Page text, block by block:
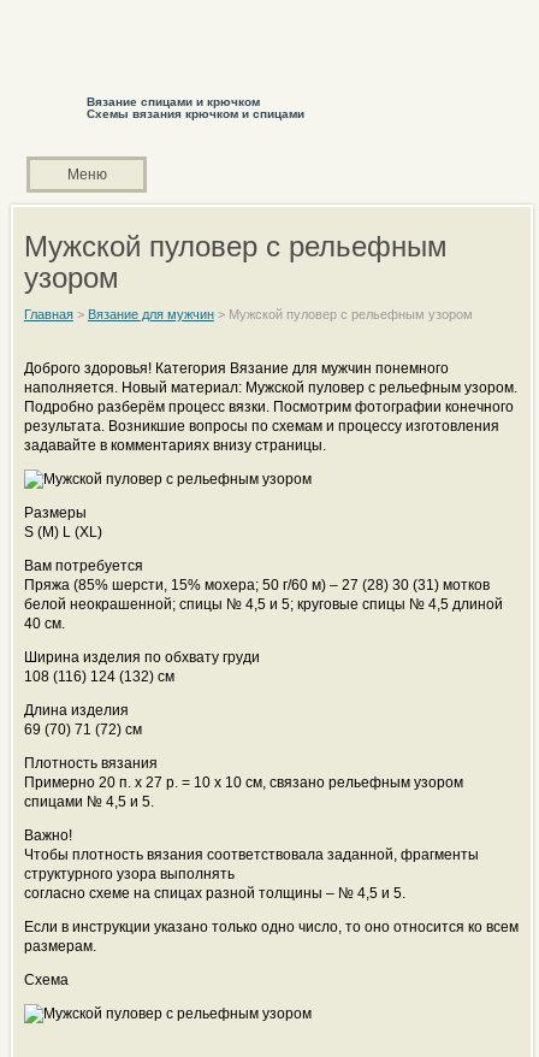
Вязание спицами и крючком
Схемы вязания крючком и спицами
Меню
Мужской пуловер с рельефным
узором
Главная> Вязание для мужчин> Мужской пуловер с рельефным узором
Доброго здоровья! Категория Вязание для мужчин понемного
наполняется. Новый материал: Мужской пуловер с рельефным узором.
Подробно разберём процесс вязки. Посмотрим фотографии конечного
результата. Возникшие вопросы по схемам и процессу изготовления
задавайте в комментариях внизу страницы.
Размеры
S (M) L (XL)
Вам потребуется
Пряжа (85% шерсти, 15% мохера; 50 г/60 м) – 27 (28) 30 (31) мотков
белой неокрашенной; спицы № 4,5 и 5; круговые спицы № 4,5 длиной
40 см.
Ширина изделия по обхвату груди
108 (116) 124 (132) см
Длина изделия
69 (70) 71 (72) см
Плотность вязания
Примерно 20 п. х 27 р. = 10 х 10 см, связано рельефным узором
спицами № 4,5 и 5.
Важно!
Чтобы плотность вязания соответствовала заданной, фрагменты
структурного узора выполнять
согласно схеме на спицах разной толщины – № 4,5 и 5.
Если в инструкции указано только одно число, то оно относится ко всем
размерам.
Схема